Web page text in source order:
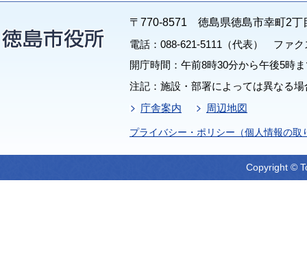
〒770-8571 徳島県徳島市幸町2丁
電話：088-621-5111（代表） ファク
開庁時間：午前8時30分から午後5時
注記：施設・部署によっては異なる
庁舎案内
周辺地図
プライバシー・ポリシー（個人情報の取
Copyright ©